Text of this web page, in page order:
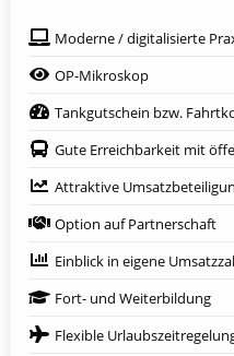
Moderne / digitalisierte
OP-Mikroskop
Tankgutschein bzw.
Gute Erreichbarkeit mit
Attraktive
Option auf Partnerschaft
Einblick in eigene
Fort- und Weiterbildung
Flexible